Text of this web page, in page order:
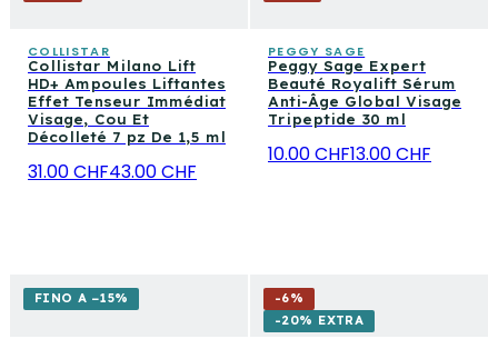
COLLISTAR
Collistar Milano Lift
HD+ Ampoules Liftantes
Effet Tenseur Immédiat
Visage, Cou Et
Décolleté 7 pz De 1,5 ml
31.00 CHF43.00 CHF
PEGGY SAGE
Peggy Sage Expert
Beauté Royalift Sérum
Anti-Âge Global Visage
Tripeptide 30 ml
10.00 CHF13.00 CHF
FINO A −15% -6%
-20% EXTRA